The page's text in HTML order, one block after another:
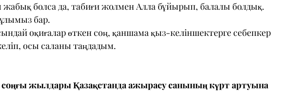
жабық болса да, табиғи жолмен Алла бұйырып, балалы болдық.
бар.
оқиғалар өткен соң, қаншама қыз-келіншектерге себепкер
осы саланы таңдадым.
жылдары Қазақстанда ажырасу санының күрт артуына